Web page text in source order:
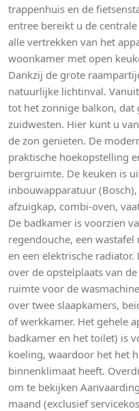
trappenhuis en de
entree bereikt u de
alle vertrekken van het
woonkamer met open
Dankzij de grote
natuurlijke lichtinval.
tot het zonnige balkon, dat
zuidwesten. Hier kunt u
de zon genieten. De
praktische hoekopstelling
bergruimte. De keuken is
inbouwapparatuur
afzuigkap, combi-oven,
De badkamer is voorzien
regendouche, een
en een elektrische
over de opstelplaats van
ruimte voor de
over twee slaapkamers,
of werkkamer. Het gehele
badkamer en het toilet) is
koeling, waardoor het het
binnenklimaat heeft.
om te bekijken
maand (exclusief